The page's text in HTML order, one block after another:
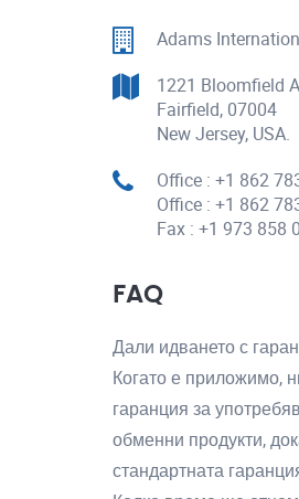
Adams
1221 Bloomfield
Fairfield, 07004
New Jersey, USA.
Office : +1 862
Office : +1 862
Fax : +1 973 858
FAQ
Дали идването с
Когато е приложимо,
гаранция за
обменни продукти,
стандартната